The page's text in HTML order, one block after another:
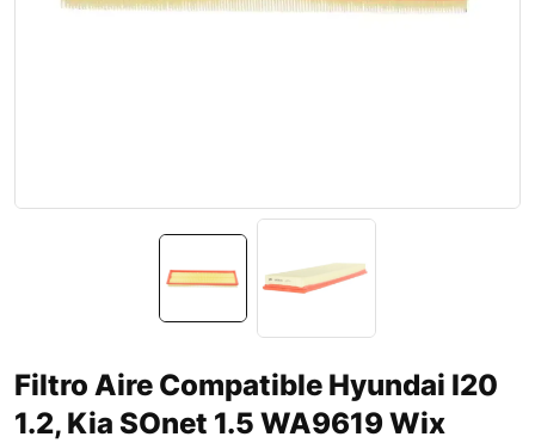
Filtro Aire Compatible Hyundai I20
1.2, Kia SOnet 1.5 WA9619 Wix